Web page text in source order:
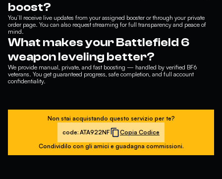
boost?
You’ll receive live updates from your assigned booster or through your private
order page. You can also request streaming for full transparency and peace of
mind.
What makes your Battlefield 6
weapon leveling better?
We provide manual, private, and fast boosting — handled by verified BF6
veterans. You get guaranteed progress, safe completion, and full account
confidentiality.
Non stai acquistando questo servizio per te?
code: ATA922NF
Copia Codice
Condividilo con gli amici e guadagna commissioni.